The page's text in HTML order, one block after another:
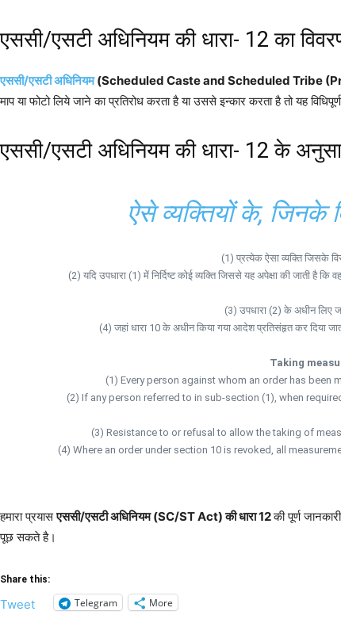
एससी/एसटी अधिनियम की धारा- 12 का
एससी/एसटी अधिनियम(Scheduled Caste and Scheduled Tribe
माप या फोटो लिये जाने का प्रतिरोध करता है या उससे इन्कार करता है तो यह
एससी/एसटी अधिनियम की धारा- 12 के
ऐसे व्यक्तियों के, जिनके
(1) प्रत्येक ऐसा व्यक्ति जिसके
(2) यदि उपधारा (1) में निर्दिष्ट कोई व्यक्ति जिससे यह अपेक्षा की जाती है
(3) उपधारा (2) के अधीन लिए
(4) जहां धारा 10 के अधीन किया गया आदेश प्रतिसंहृत कर दिया
Taking
(1) Every person against whom an order has
(2) If any person referred to in sub-section (1), when
(3) Resistance to or refusal to allow the taking of
(4) Where an order under section 10 is revoked, all
हमारा प्रयासएससी/एसटी अधिनियम (SC/ST Act) की धारा 12की पूर्ण
पूछ सकते है।
Share this:
Tweet Telegram More